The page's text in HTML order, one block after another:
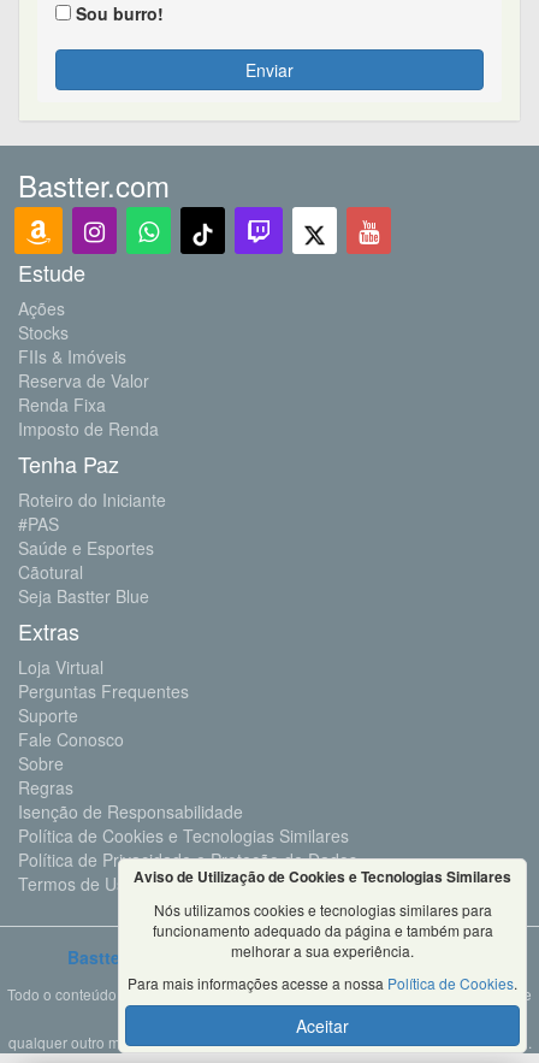
Sou burro!
Enviar
Bastter.com
Estude
Ações
Stocks
FIIs & Imóveis
Reserva de Valor
Renda Fixa
Imposto de Renda
Tenha Paz
Roteiro do Iniciante
#PAS
Saúde e Esportes
Cãotural
Seja Bastter Blue
Extras
Loja Virtual
Perguntas Frequentes
Suporte
Fale Conosco
Sobre
Regras
Isenção de Responsabilidade
Política de Cookies e Tecnologias Similares
Política de Privacidade e Proteção de Dados
Termos de Uso
Bastter.com 2001 ©Todos os Direitos Reservados
Todo o conteúdo deste site é propriedade da Bastter.com, sendo expressamente
proibido o seu uso em sites, videos, cursos ou
qualquer outro meio de comunicação sem autorização expressa do proprietário.
Aviso de Utilização de Cookies e Tecnologias Similares
Nós utilizamos cookies e tecnologias similares para
funcionamento adequado da página e também para
melhorar a sua experiência.
Para mais informações acesse a nossa Política de Cookies.
Aceitar